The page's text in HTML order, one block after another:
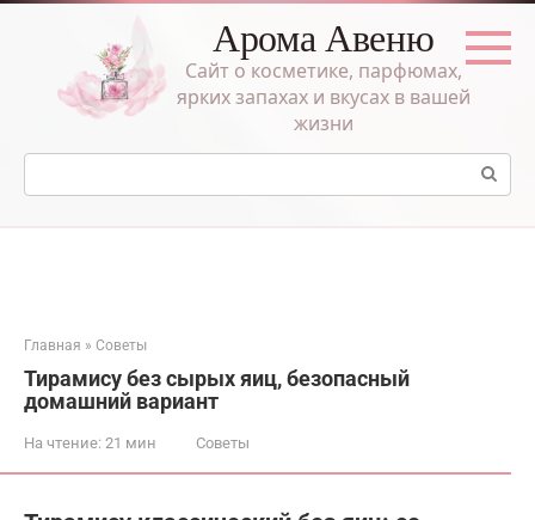
Перейти
Арома Авеню
Сайт о косметике, парфюмах,
ярких запахах и вкусах в вашей
жизни
Поиск:
Главная » Советы
Тирамису без сырых яиц, безопасный
домашний вариант
На чтение: 21 мин Советы